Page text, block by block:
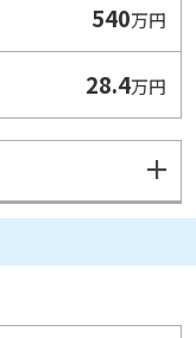
540万円
28.4万円